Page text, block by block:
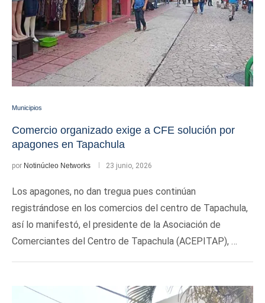
Municipios
Comercio organizado exige a CFE solución por
apagones en Tapachula
por Notinúcleo Networks 23 junio, 2026
Los apagones, no dan tregua pues continúan
registrándose en los comercios del centro de Tapachula,
así lo manifestó, el presidente de la Asociación de
Comerciantes del Centro de Tapachula (ACEPITAP), …